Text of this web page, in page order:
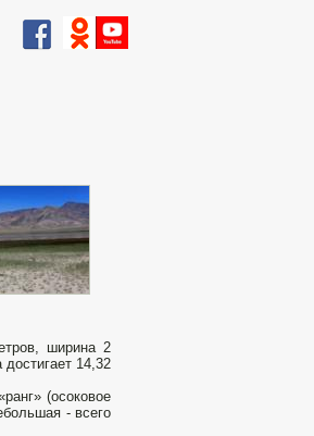
ширина 2
14,32
(осоковое
- всего